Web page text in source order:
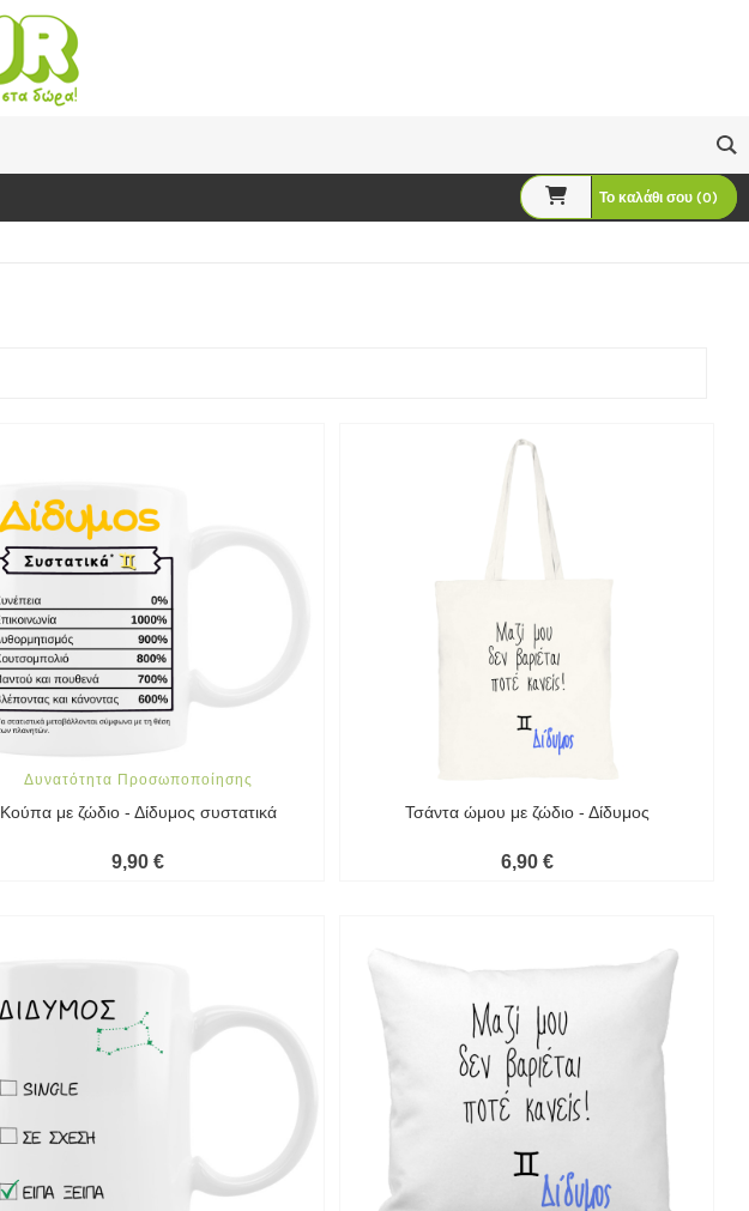
Το καλάθι σου (0)
Δυνατότητα Προσωποποίησης
Κούπα με ζώδιο - Δίδυμος συστατικά
9,90 €
Τσάντα ώμου με ζώδιο - Δίδυμος
6,90 €